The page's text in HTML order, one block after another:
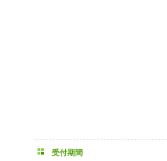
受付期間